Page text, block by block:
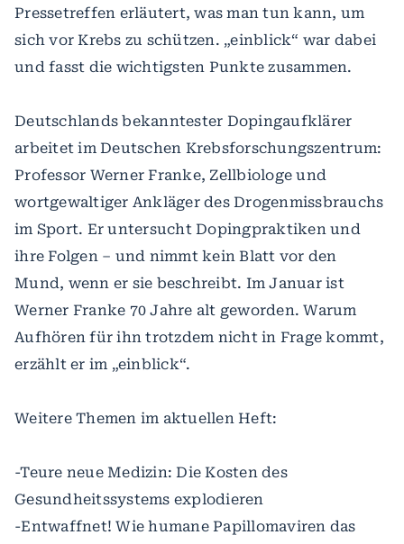
Pressetreffen erläutert, was man tun kann, um
sich vor Krebs zu schützen. „einblick“ war dabei
und fasst die wichtigsten Punkte zusammen.
Deutschlands bekanntester Dopingaufklärer
arbeitet im Deutschen Krebsforschungszentrum:
Professor Werner Franke, Zellbiologe und
wortgewaltiger Ankläger des Drogenmissbrauchs
im Sport. Er untersucht Dopingpraktiken und
ihre Folgen – und nimmt kein Blatt vor den
Mund, wenn er sie beschreibt. Im Januar ist
Werner Franke 70 Jahre alt geworden. Warum
Aufhören für ihn trotzdem nicht in Frage kommt,
erzählt er im „einblick“.
Weitere Themen im aktuellen Heft:
-Teure neue Medizin: Die Kosten des
Gesundheitssystems explodieren
-Entwaffnet! Wie humane Papillomaviren das